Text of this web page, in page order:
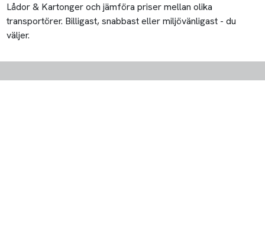
Lådor & Kartonger och jämföra priser mellan olika
transportörer. Billigast, snabbast eller miljövänligast - du
väljer.